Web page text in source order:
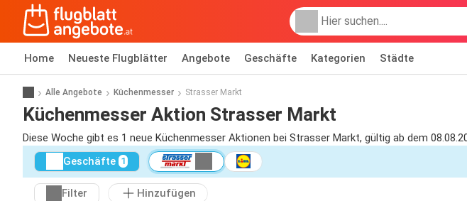
Home Neueste Flugblätter Angebote Geschäfte Kategorien Städte
Alle Angebote Küchenmesser Strasser Markt
Küchenmesser Aktion Strasser Markt
Diese Woche gibt es 1 neue Küchenmesser Aktionen bei Strasser Markt, gültig ab dem
Geschäfte 1
Filter
Hinzufügen